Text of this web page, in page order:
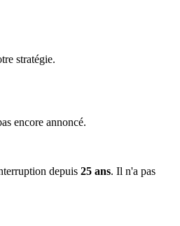
stratégie.
encore annoncé.
depuis 25 ans. Il n'a pas